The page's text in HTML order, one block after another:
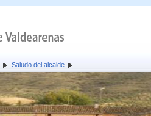
Saludo del alcalde